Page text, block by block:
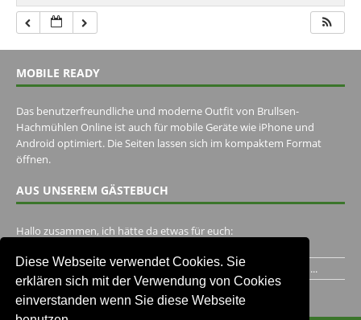
Diese Webseite verwendet Cookies. Sie
erklären sich mit der Verwendung von Cookies
einverstanden wenn Sie diese Webseite
MOBILE READY
Das benutzerfreundliche und moderne Outfit von Brullsen-
Hachmühlen Online ist auch für mobile Geräte wie iPhone und
Android optimiert. Die Seiten lassen sich im kompaktem Format
öffnen.
AUS UNSEREM GÄSTEBUCH
Hallo zusammen, ich hätte da etwas für euch:
Ich habe ein Jahr im Gasthaus Hugo Pape verbracht..Habe ihn...
Unser Gästebuch besuchen